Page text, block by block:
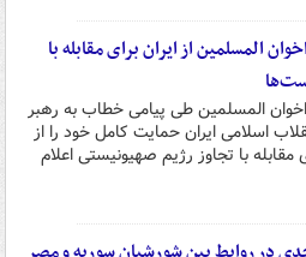
المسلمین از ایران برای مقابله با
المسلمین طی پیامی خطاب به رهبر
اسلامی ایران حمایت کامل خود را از
مقابله با تجاوز رژیم صهیونیستی اعلام